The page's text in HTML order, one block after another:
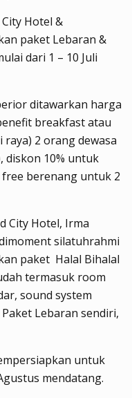
Hotel &
paket Lebaran &
dari 1 – 10 Juli
ditawarkan harga
breakfast atau
2 orang dewasa
diskon 10% untuk
free berenang untuk 2
City Hotel, Irma
silatuhrahmi
paket Halal Bihalal
termasuk room
sound system
Lebaran sendiri,
untuk
mendatang.